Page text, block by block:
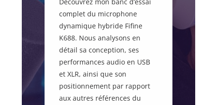
complet du microphone
dynamique hybride Fifine
K688. Nous analysons en
détail sa conception, ses
performances audio en USB
et XLR, ainsi que son
positionnement par rapport
aux autres références du